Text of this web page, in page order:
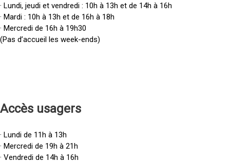
· Lundi, jeudi et vendredi : 10h à 13h et de 14h à 16h
· Mardi : 10h à 13h et de 16h à 18h
· Mercredi de 16h à 19h30
(Pas d’accueil les week-ends)
Accès usagers
· Lundi de 11h à 13h
· Mercredi de 19h à 21h
· Vendredi de 14h à 16h